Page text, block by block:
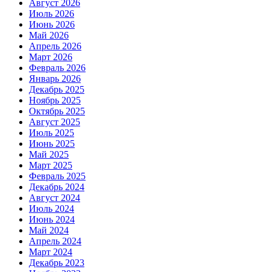
Август 2026
Июль 2026
Июнь 2026
Май 2026
Апрель 2026
Март 2026
Февраль 2026
Январь 2026
Декабрь 2025
Ноябрь 2025
Октябрь 2025
Август 2025
Июль 2025
Июнь 2025
Май 2025
Март 2025
Февраль 2025
Декабрь 2024
Август 2024
Июль 2024
Июнь 2024
Май 2024
Апрель 2024
Март 2024
Декабрь 2023